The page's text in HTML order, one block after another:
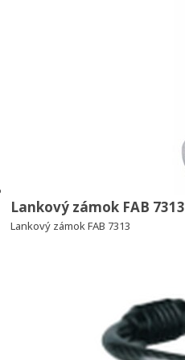
Lankový zámok FAB 7313
Lankový zámok FAB 7313